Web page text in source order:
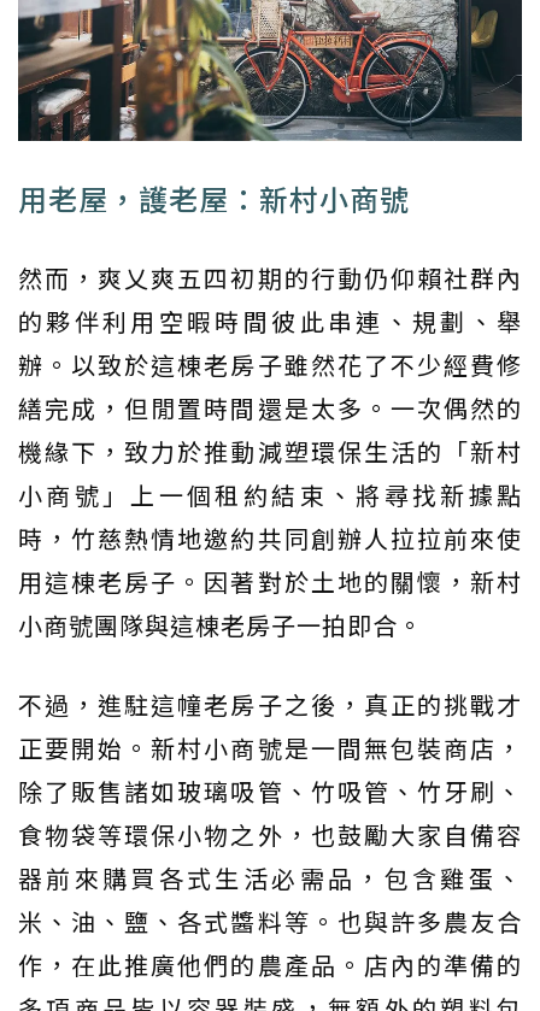
用老屋，護老屋：新村小商號
然而，爽乂爽五四初期的行動仍仰賴社群內
的夥伴利用空暇時間彼此串連、規劃、舉
辦。以致於這棟老房子雖然花了不少經費修
繕完成，但閒置時間還是太多。一次偶然的
機緣下，致力於推動減塑環保生活的「新村
小商號」上一個租約結束、將尋找新據點
時，竹慈熱情地邀約共同創辦人拉拉前來使
用這棟老房子。因著對於土地的關懷，新村
小商號團隊與這棟老房子一拍即合。
不過，進駐這幢老房子之後，真正的挑戰才
正要開始。新村小商號是一間無包裝商店，
除了販售諸如玻璃吸管、竹吸管、竹牙刷、
食物袋等環保小物之外，也鼓勵大家自備容
器前來購買各式生活必需品，包含雞蛋、
米、油、鹽、各式醬料等。也與許多農友合
作，在此推廣他們的農產品。店內的準備的